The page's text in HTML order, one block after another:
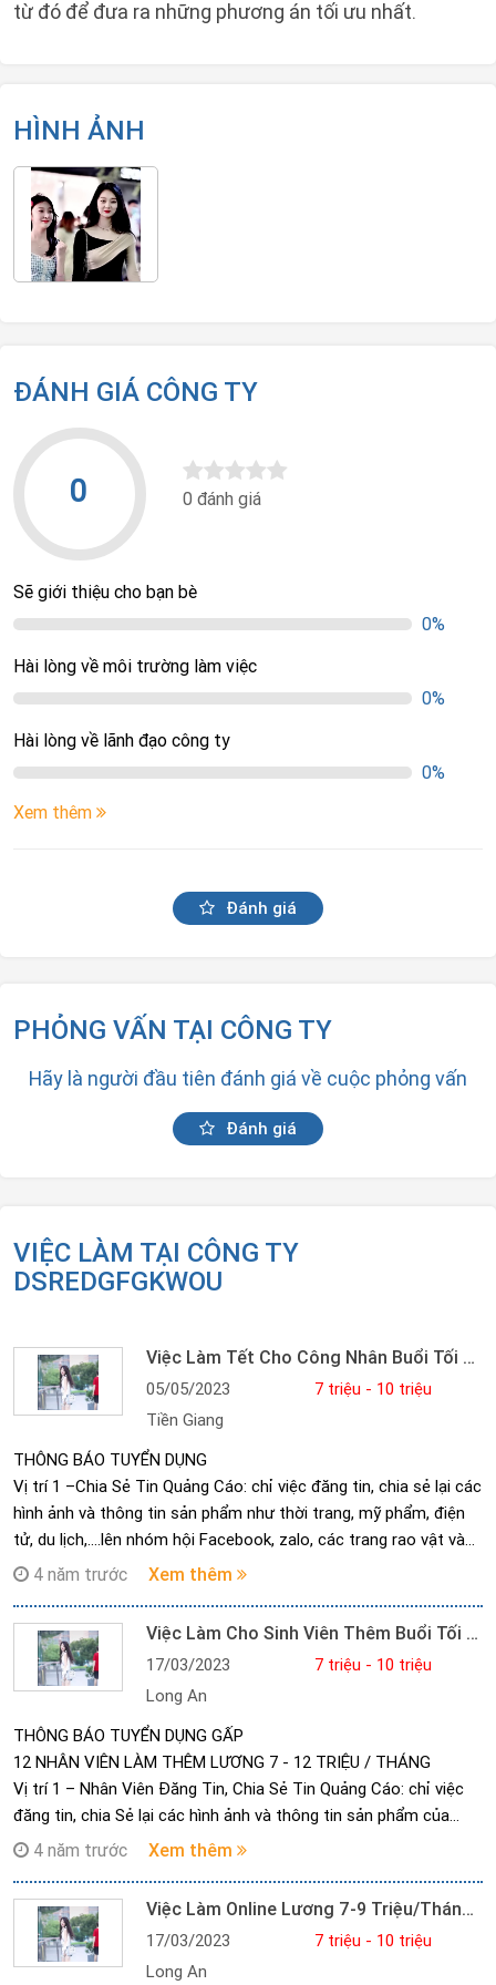
từ đó để đưa ra những phương án tối ưu nhất.
HÌNH ẢNH
ĐÁNH GIÁ CÔNG TY
0 0 đánh giá
Sẽ giới thiệu cho bạn bè
0%
Hài lòng về môi trường làm việc
0%
Hài lòng về lãnh đạo công ty
0%
Xem thêm
Đánh giá
PHỎNG VẤN TẠI CÔNG TY
Hãy là người đầu tiên đánh giá về cuộc phỏng vấn
Đánh giá
VIỆC LÀM TẠI CÔNG TY
DSREDGFGKWOU
Việc Làm Tết Cho Công Nhân Buổi Tối Lương 7-9 Triệu/tháng
05/05/2023
7 triệu - 10 triệu
Tiền Giang
THÔNG BÁO TUYỂN DỤNG
Vị trí 1 –Chia Sẻ Tin Quảng Cáo: chỉ việc đăng tin, chia sẻ lại các
hình ảnh và thông tin sản phẩm như thời trang, mỹ phẩm, điện
tử, du lịch,....lên nhóm hội Facebook, zalo, các trang rao vật và
các mạng xã hội khác.
Mẫu tin và các trang web thì công ty cung cấp sẵn.
Vị trí 2 – Gõ Mã Sản Phẩm: là gõ các mã hàng như thời trang
(TT2326,…), điện tử (DT0102,…), mỹ phẩm,…cho hệ thống Web, 1
mã sản phẩm từ 3 đến 8 kí tự gồm chữ và số - chỉ cần gõ lại
các mã đó vào ô dưới và nhấn Enter là xong.
1.Liên hệ trực tiếp: Anh Đạt *********– *********
2. Mẫu tin nhắn: Họ và Tên - Năm sinh - Địa chỉ đang ở - Trang
web đã đọc tin: … =>> gửi vào số điện thoại trên
3. Mẫu đăng ký qua mail: ứng viên điền đầy đủ thông tin thì hồ
sơ mới được duyệt nhé
Mail: dat.pho*******@gmail.com
Công việc xin ứng tuyển (Ghi rõ vị trí):..........................................
Họ và Tên:.......................................................................................
Năm sinh:.........................................................................................
4 năm trước Xem thêm
Việc Làm Cho Sinh Viên Thêm Buổi Tối 7-9 Triệu/tháng Làm Việc Thời Gian
17/03/2023
7 triệu - 10 triệu
Long An
THÔNG BÁO TUYỂN DỤNG GẤP
12 NHÂN VIÊN LÀM THÊM LƯƠNG 7 - 12 TRIỆU / THÁNG
Vị trí 1 – Nhân Viên Đăng Tin, Chia Sẻ Tin Quảng Cáo: chỉ việc
đăng tin, chia Sẻ lại các hình ảnh và thông tin sản phẩm của
công ty như thời trang, mỹ phẩm, điện tử, du lịch,....lên diễn đàn,
mạng xã hội khác.
Nhân viên đăng ký tài khoản mới trong quá trình làm việc.
Mẫu tin và các trang web thì công ty cung cấp sẵn.
Lưu Ý: Không bán hàng - Không tư vấn. Không Đa Cấp – Không
4 năm trước Xem thêm
Việc Làm Online Lương 7-9 Triệu/tháng Cho Làm Tự Do 2-3h/ngày
17/03/2023
7 triệu - 10 triệu
Long An